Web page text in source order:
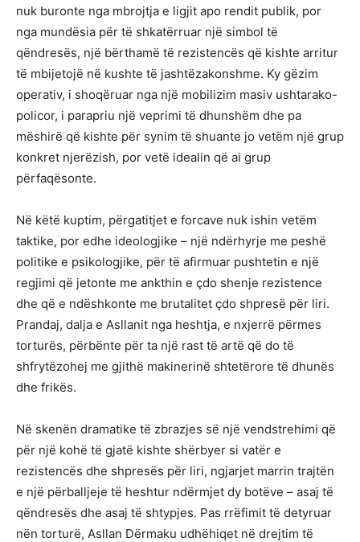
nuk buronte nga mbrojtja e ligjit apo rendit publik, por
nga mundësia për të shkatërruar një simbol të
qëndresës, një bërthamë të rezistencës që kishte arritur
të mbijetojë në kushte të jashtëzakonshme. Ky gëzim
operativ, i shoqëruar nga një mobilizim masiv ushtarako-
policor, i parapriu një veprimi të dhunshëm dhe pa
mëshirë që kishte për synim të shuante jo vetëm një grup
konkret njerëzish, por vetë idealin që ai grup
përfaqësonte.
Në këtë kuptim, përgatitjet e forcave nuk ishin vetëm
taktike, por edhe ideologjike – një ndërhyrje me peshë
politike e psikologjike, për të afirmuar pushtetin e një
regjimi që jetonte me ankthin e çdo shenje rezistence
dhe që e ndëshkonte me brutalitet çdo shpresë për liri.
Prandaj, dalja e Asllanit nga heshtja, e nxjerrë përmes
torturës, përbënte për ta një rast të artë që do të
shfrytëzohej me gjithë makinerinë shtetërore të dhunës
dhe frikës.
Në skenën dramatike të zbrazjes së një vendstrehimi që
për një kohë të gjatë kishte shërbyer si vatër e
rezistencës dhe shpresës për liri, ngjarjet marrin trajtën
e një përballjeje të heshtur ndërmjet dy botëve – asaj të
qëndresës dhe asaj të shtypjes. Pas rrëfimit të detyruar
nën torturë, Asllan Dërmaku udhëhiqet në drejtim të